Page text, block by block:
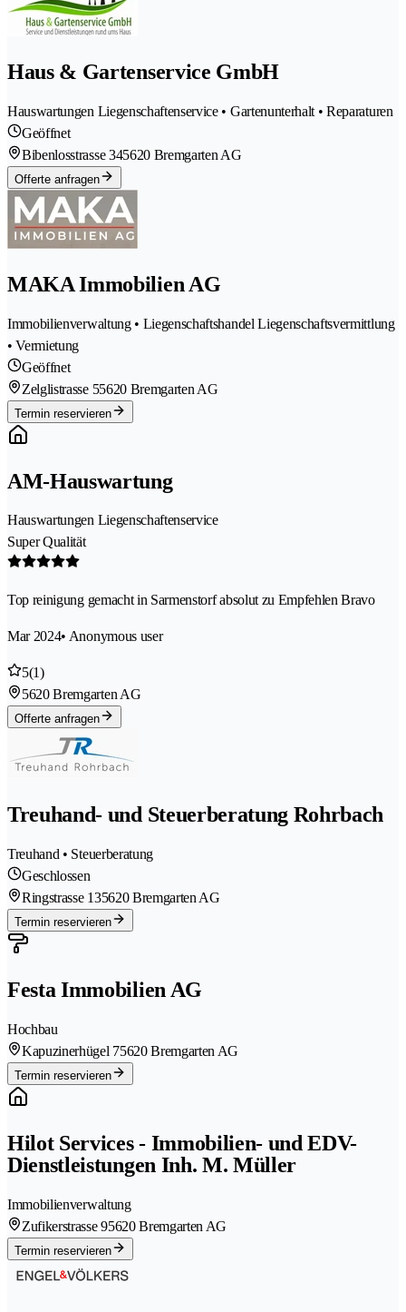
Haus & Gartenservice GmbH
Hauswartungen Liegenschaftenservice • Gartenunterhalt • Reparaturen
Geöffnet
Bibenlosstrasse 345620 Bremgarten AG
Offerte anfragen
MAKA Immobilien AG
Immobilienverwaltung • Liegenschaftshandel Liegenschaftsvermittlung
• Vermietung
Geöffnet
Zelglistrasse 55620 Bremgarten AG
Termin reservieren
AM-Hauswartung
Hauswartungen Liegenschaftenservice
Super Qualität
Top reinigung gemacht in Sarmenstorf absolut zu Empfehlen Bravo
Mar 2024• Anonymous user
5(1)
5620 Bremgarten AG
Offerte anfragen
Treuhand- und Steuerberatung Rohrbach
Treuhand • Steuerberatung
Geschlossen
Ringstrasse 135620 Bremgarten AG
Termin reservieren
Festa Immobilien AG
Hochbau
Kapuzinerhügel 75620 Bremgarten AG
Termin reservieren
Hilot Services - Immobilien- und EDV-
Dienstleistungen Inh. M. Müller
Immobilienverwaltung
Zufikerstrasse 95620 Bremgarten AG
Termin reservieren